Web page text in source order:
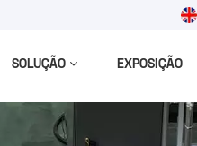
SOLUÇÃO EXPOSIÇÃO